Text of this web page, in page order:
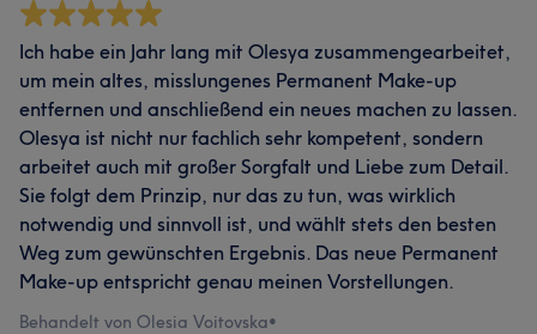
Ich habe ein Jahr lang mit Olesya zusammengearbeitet,
um mein altes, misslungenes Permanent Make-up
entfernen und anschließend ein neues machen zu lassen.
Olesya ist nicht nur fachlich sehr kompetent, sondern
arbeitet auch mit großer Sorgfalt und Liebe zum Detail.
Sie folgt dem Prinzip, nur das zu tun, was wirklich
notwendig und sinnvoll ist, und wählt stets den besten
Weg zum gewünschten Ergebnis. Das neue Permanent
Make-up entspricht genau meinen Vorstellungen.
Behandelt von Olesia Voitovska•